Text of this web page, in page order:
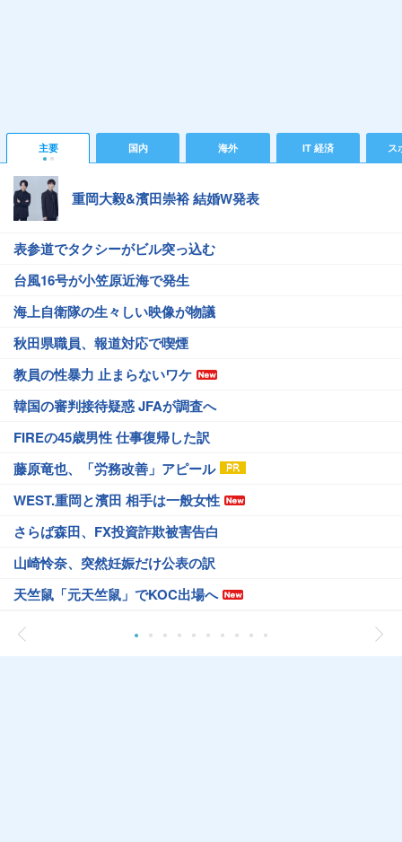
主要 国内 海外 IT 経済 ス
重岡大毅&濱田崇裕 結婚W発表
表参道でタクシーがビル突っ込む
台風16号が小笠原近海で発生
海上自衛隊の生々しい映像が物議
秋田県職員、報道対応で喫煙
教員の性暴力 止まらないワケ
韓国の審判接待疑惑 JFAが調査へ
FIREの45歳男性 仕事復帰した訳
藤原竜也、「労務改善」アピール
WEST.重岡と濱田 相手は一般女性
さらば森田、FX投資詐欺被害告白
山崎怜奈、突然妊娠だけ公表の訳
天竺鼠「元天竺鼠」でKOC出場へ